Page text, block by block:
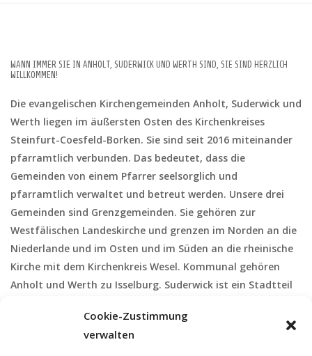
Cookie-Zustimmung
verwalten
WANN IMMER SIE IN ANHOLT, SUDERWICK UND WERTH SIND, SIE SIND HERZLICH
WILLKOMMEN!
Die evangelischen Kirchengemeinden Anholt, Suderwick und
Werth liegen im äußersten Osten des Kirchenkreises
Steinfurt-Coesfeld-Borken. Sie sind seit 2016 miteinander
pfarramtlich verbunden. Das bedeutet, dass die
Gemeinden von einem Pfarrer seelsorglich und
pfarramtlich verwaltet und betreut werden. Unsere drei
Gemeinden sind Grenzgemeinden. Sie gehören zur
Westfälischen Landeskirche und grenzen im Norden an die
Niederlande und im Osten und im Süden an die rheinische
Kirche mit dem Kirchenkreis Wesel. Kommunal gehören
Anholt und Werth zu Isselburg. Suderwick ist ein Stadtteil
zwischen dem Rheinland und Westfalen war, gehören die
evangelischen Christen von Isselburg zum Rheinland, die